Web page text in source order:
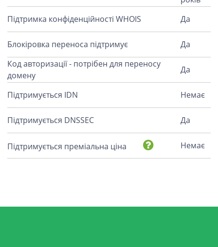
Підтримка конфіденційності WHOIS
Да
Блокіровка переноса підтримує
Да
Код авторизації - потрібен для переносу
домену
Да
Підтримується IDN Немає
Підтримується DNSSEC Да
Підтримується преміальна ціна Немає